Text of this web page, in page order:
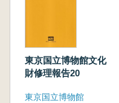
東京国立博物館文化
財修理報告20
東京国立博物館